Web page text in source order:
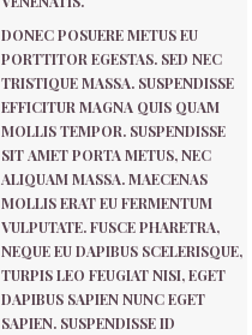
DONEC POSUERE METUS EU
PORTTITOR EGESTAS. SED NEC
TRISTIQUE MASSA. SUSPENDISSE
EFFICITUR MAGNA QUIS QUAM
MOLLIS TEMPOR. SUSPENDISSE
SIT AMET PORTA METUS, NEC
ALIQUAM MASSA. MAECENAS
MOLLIS ERAT EU FERMENTUM
VULPUTATE. FUSCE PHARETRA,
NEQUE EU DAPIBUS SCELERISQUE,
TURPIS LEO FEUGIAT NISI, EGET
DAPIBUS SAPIEN NUNC EGET
SAPIEN. SUSPENDISSE ID